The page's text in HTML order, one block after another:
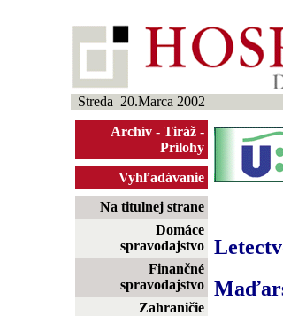
Streda 20.Marca 2002
Archív - Tiráž -
Prílohy
Vyhľadávanie
Na titulnej strane
Domáce
spravodajstvo
Finančné
spravodajstvo
Zahraničie